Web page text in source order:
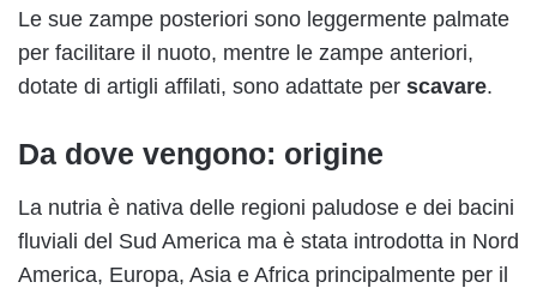
Le sue zampe posteriori sono leggermente palmate
per facilitare il nuoto, mentre le zampe anteriori,
dotate di artigli affilati, sono adattate per scavare.
Da dove vengono: origine
La nutria è nativa delle regioni paludose e dei bacini
fluviali del Sud America ma è stata introdotta in Nord
America, Europa, Asia e Africa principalmente per il